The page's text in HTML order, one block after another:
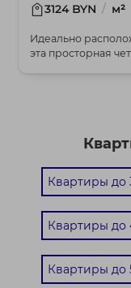
3124 BYN / м²
Идеально
эта просторная
Квартиры до
Квартиры до
Квартиры до